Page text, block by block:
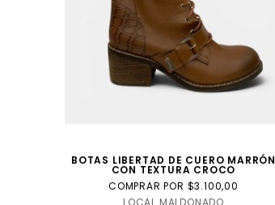
BOTAS LIBERTAD DE CUERO MARRÓN
CON TEXTURA CROCO
COMPRAR POR $3.100,00
LOCAL MALDONADO